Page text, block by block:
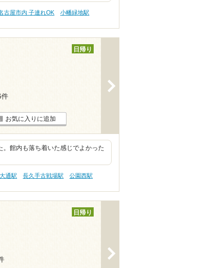
古屋市内 子連れOK
小幡緑地駅
日帰り
お気に入りに追加
館内も落ち着いた感じでよかった
通駅 長久手古戦場駅
公園西駅
日帰り